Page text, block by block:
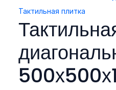
Тактильная плитка